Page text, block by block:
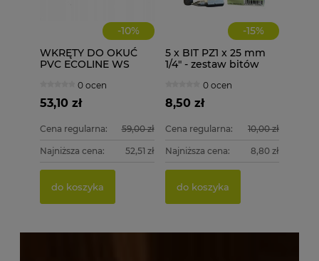
-10%
WKRĘTY DO OKUĆ
PVC ECOLINE WS
0 ocen
53,10 zł
Cena regularna: 59,00 zł
Najniższa cena: 52,51 zł
do koszyka
-15%
5 x BIT PZ1 x 25 mm
1/4" - zestaw bitów
0 ocen
8,50 zł
Cena regularna: 10,00 zł
Najniższa cena: 8,80 zł
do koszyka